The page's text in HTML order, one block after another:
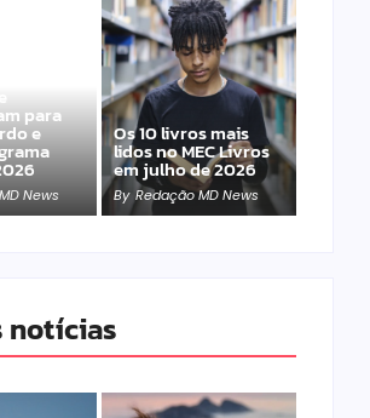
para
e
News
Os 10 livros mais
lidos no MEC Livros
em julho de 2026
By Redação MD News
notícias